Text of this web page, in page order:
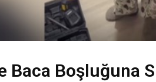
Baca Boşluğuna